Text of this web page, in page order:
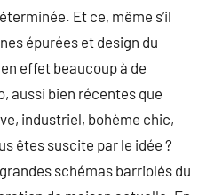
Et ce, même s’il
épurées et design du
effet beaucoup à de
aussi bien récentes que
industriel, bohème chic,
êtes suscite par le idée ?
schémas barriolés du